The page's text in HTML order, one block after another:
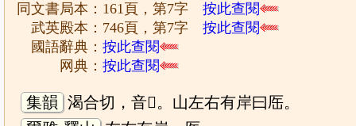
同文書局本：161頁，第7字按此查閱
武英殿本：746頁，第7字按此查閱
國語辭典：按此查閱
网典：按此查閱
集韻 渴合切，音𢩋。山左右有岸曰厒。